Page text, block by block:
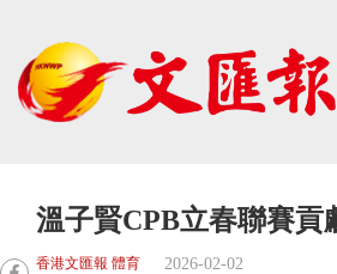
溫子賢CPB立春聯賽貢
香港文匯報 體育 2026-02-02